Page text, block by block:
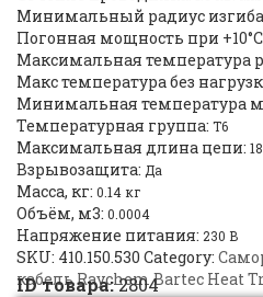
Минимальный радиус
Погонная мощность при
Максимальная температура
Макс температура без
Минимальная температура
Температурная группа: T6
Максимальная длина цепи:
Взрывозащита: Да
Масса, кг: 0.14 кг
Объём, м3: 0.0004
Напряжение питания: 230 B
SKU: 410.150.530 Category:
кабель Raychem Bartec Heat
ID товара:2804